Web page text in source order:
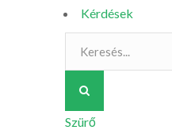
Kérdések
Szürő